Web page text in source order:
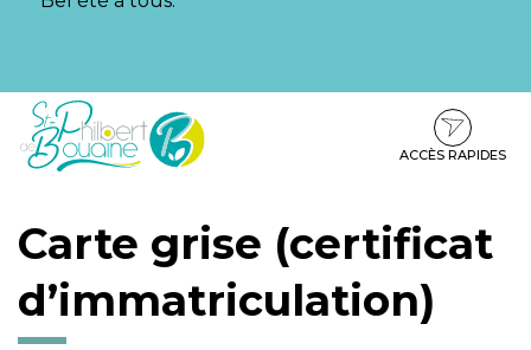
Aller
Aller
contenu
Aller
pied
ACCÈS RAPIDES
Carte grise (certificat
d’immatriculation)